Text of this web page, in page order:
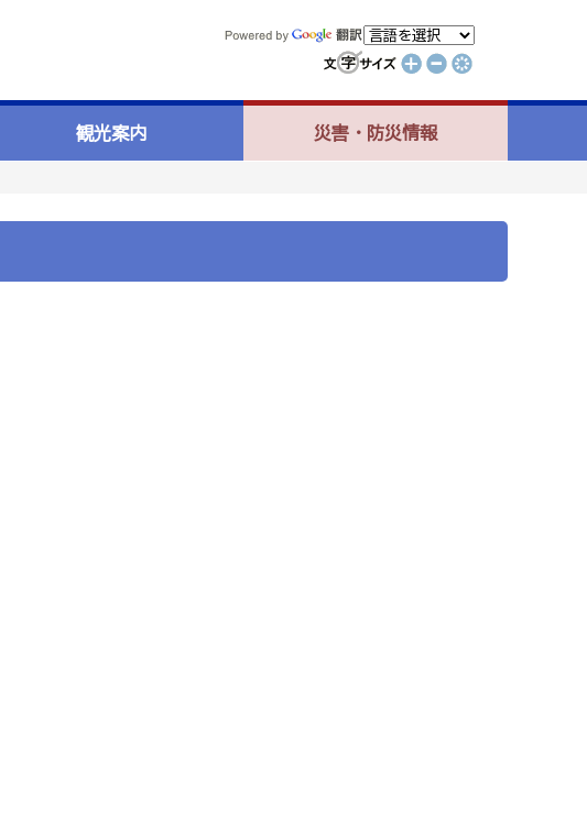
観光案内 災害・防災情報